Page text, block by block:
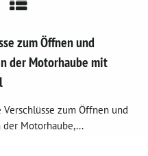
Tabelle
zum Öffnen und
der Motorhaube mit
zum Öffnen und
Motorhaube,...